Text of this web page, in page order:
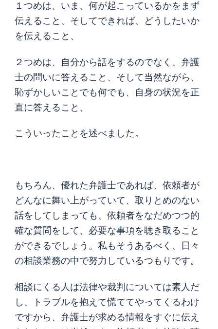
１つめは、いま、何が起こっているかをまず
伝えること、そしてできれば、どうしたいか
を伝えること、
２つめは、自分から話をするのでなく、弁護
士の問いに答えること、そして当然ながら、
恥ずかしいことでも何でも、自身の状況を正
直に答えること、
こういったことを述べました。
もちろん、優れた弁護士であれば、依頼者が
どんなに舞い上がっていて、取りとめのない
話をしてしまっても、依頼者をなだめつつ的
確な質問をして、必要な事項を聴き取ること
ができるでしょう。私もそうあるべく、日々
の相談業務の中で努力しているつもりです。
相談にくる人は法律や裁判については素人だ
し、トラブルを抱えて慌ててやってくるわけ
ですから、弁護士が求める情報をすぐに伝え